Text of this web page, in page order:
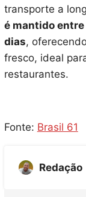
transporte a
é mantido entre
dias,
fresco, ideal
restaurantes.
Fonte: Brasil 61
Redação